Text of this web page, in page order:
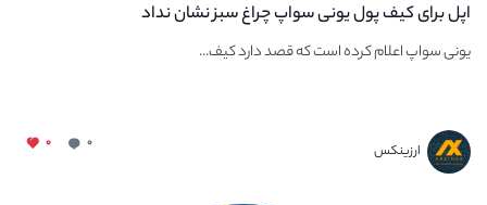
اپل برای کیف پول یونی سواپ چراغ سبز نشان نداد
یونی سواپ اعلام کرده است که قصد دارد کیف...
ارزینکس ۰ ۰